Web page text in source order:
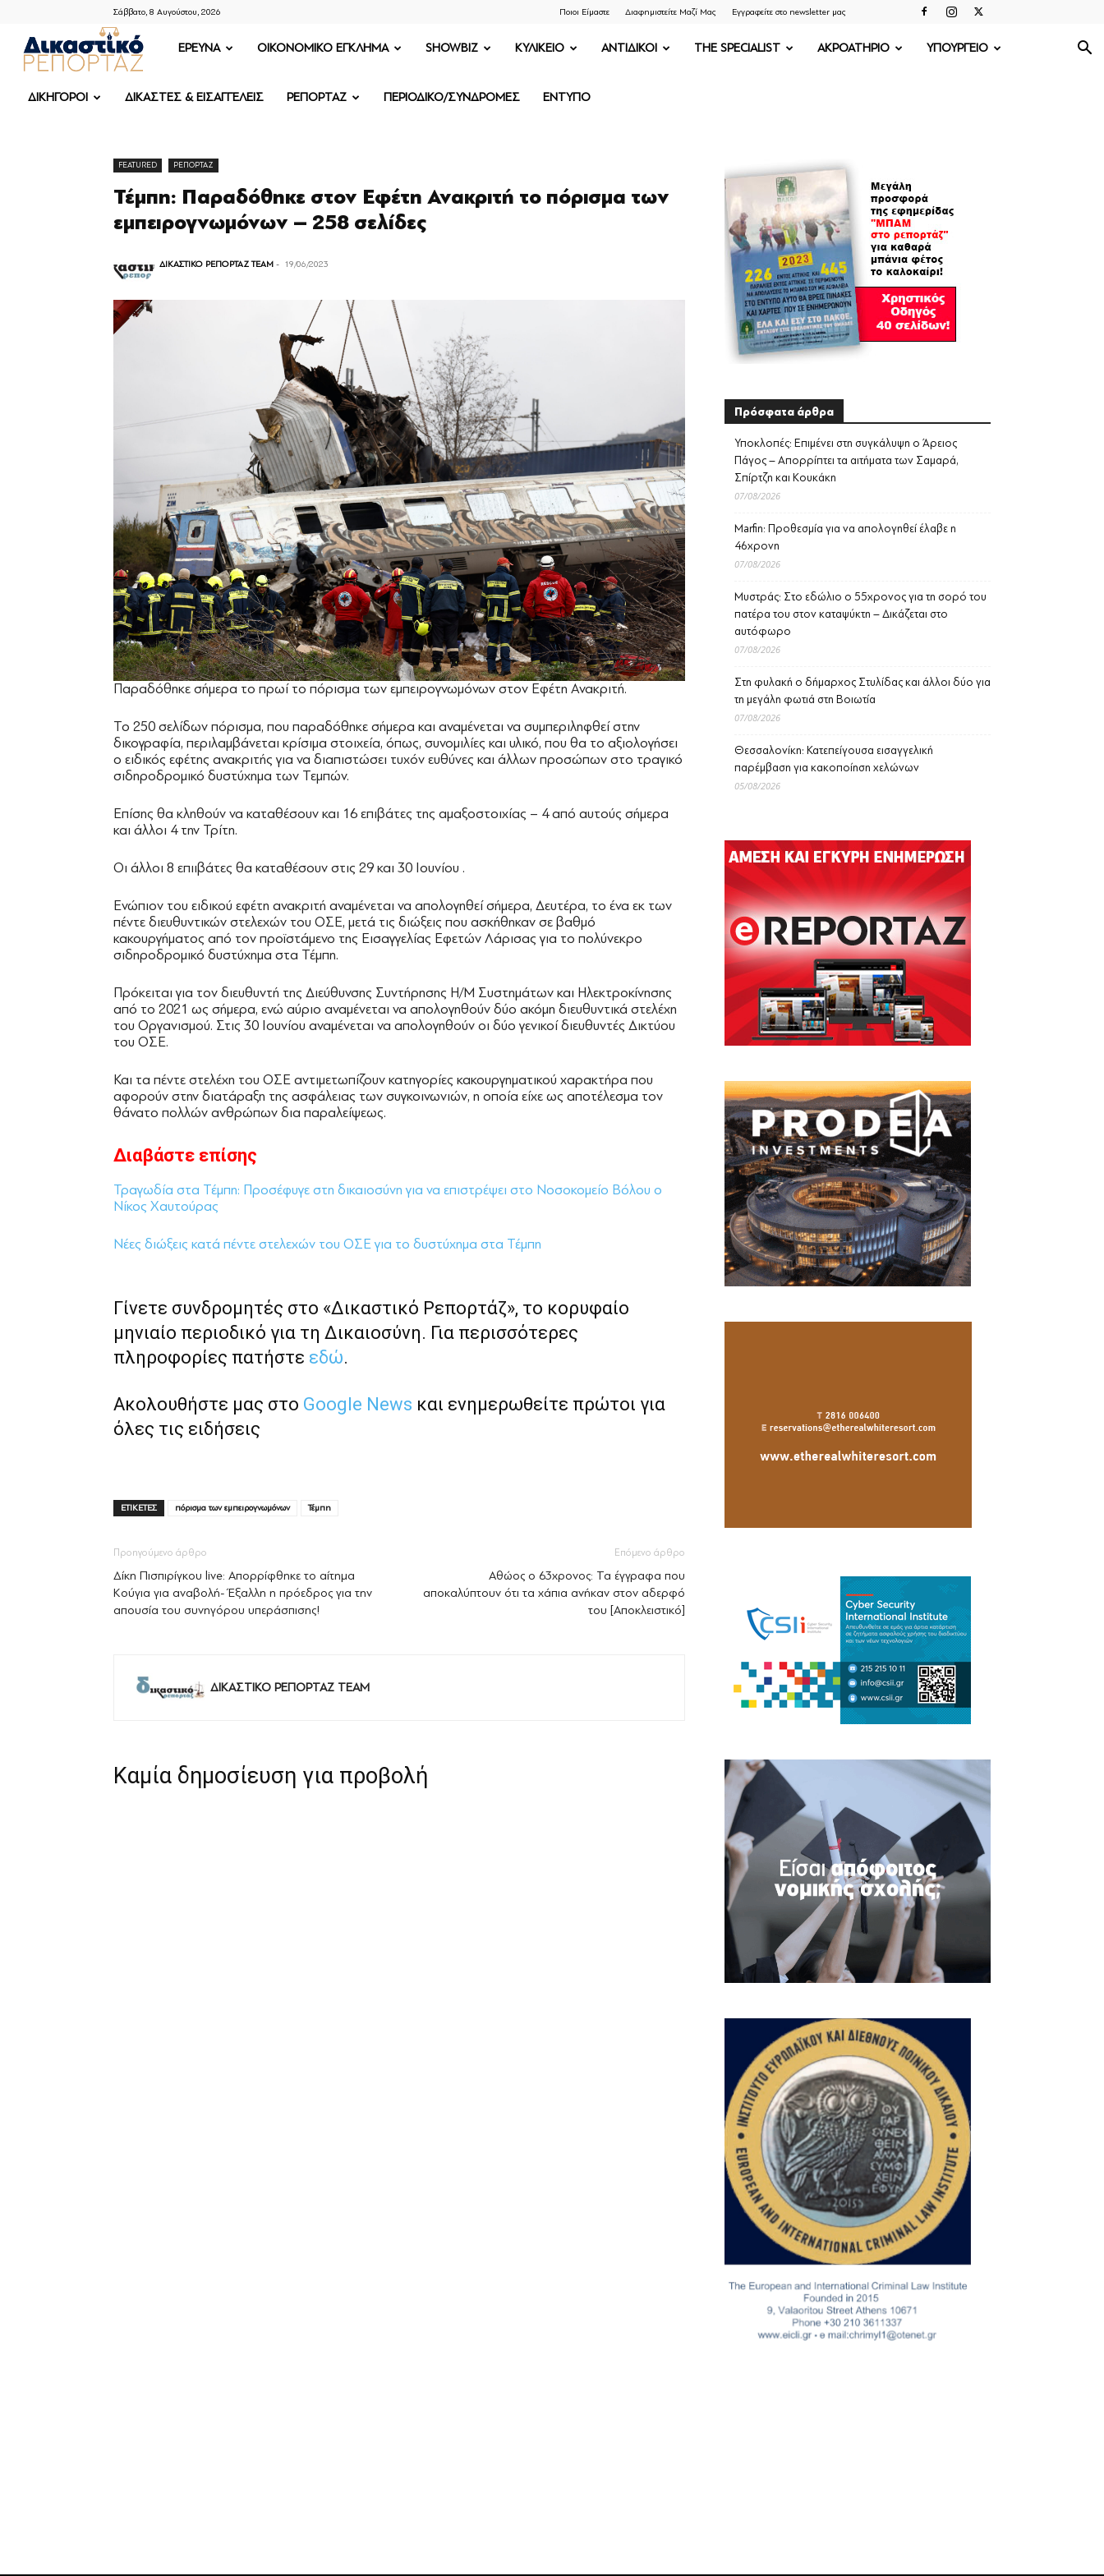
Σάββατο, 8 Αυγούστου, 2026 Ποιοι Είμαστε Διαφημιστείτε Μαζί Μας Εγγραφείτε στο newsletter μας
ΔΙΚΑΣΤΙΚΟ
ΡΕΠΟΡΤΑΖ
ΕΡΕΥΝΑ OIKONOMIKO ΕΓΚΛΗΜΑ SHOWBIZ ΚΥΛΙΚΕΙΟ ΑΝΤΙΔΙΚΟΙ THE SPECIALIST ΑΚΡΟΑΤΗΡΙΟ ΥΠΟΥΡΓΕΙΟ
ΔΙΚΗΓΟΡΟΙ ΔΙΚΑΣΤΕΣ & ΕΙΣΑΓΓΕΛΕΙΣ ΡΕΠΟΡΤΑΖ ΠΕΡΙΟΔΙΚΟ/ΣΥΝΔΡΟΜΕΣ ΕΝΤΥΠΟ
FEATURED ΡΕΠΟΡΤΑΖ
Τέμπη: Παραδόθηκε στον Εφέτη Ανακριτή το πόρισμα των
εμπειρογνωμόνων – 258 σελίδες
ΔΙΚΑΣΤΙΚΟ ΡΕΠΟΡΤΑΖ TEAM - 19/06/2023
Παραδόθηκε σήμερα το πρωί το πόρισμα των εμπειρογνωμόνων στον Εφέτη Ανακριτή.
Το 250 σελίδων πόρισμα, που παραδόθηκε σήμερα και αναμένεται να συμπεριληφθεί στην
δικογραφία, περιλαμβάνεται κρίσιμα στοιχεία, όπως, συνομιλίες και υλικό, που θα το αξιολογήσει
ο ειδικός εφέτης ανακριτής για να διαπιστώσει τυχόν ευθύνες και άλλων προσώπων στο τραγικό
σιδηροδρομικό δυστύχημα των Τεμπών.
Επίσης θα κληθούν να καταθέσουν και 16 επιβάτες της αμαξοστοιχίας – 4 από αυτούς σήμερα
και άλλοι 4 την Τρίτη.
Οι άλλοι 8 επιιβάτες θα καταθέσουν στις 29 και 30 Ιουνίου .
Ενώπιον του ειδικού εφέτη ανακριτή αναμένεται να απολογηθεί σήμερα, Δευτέρα, το ένα εκ των
πέντε διευθυντικών στελεχών του ΟΣΕ, μετά τις διώξεις που ασκήθηκαν σε βαθμό
κακουργήματος από τον προϊστάμενο της Εισαγγελίας Εφετών Λάρισας για το πολύνεκρο
σιδηροδρομικό δυστύχημα στα Τέμπη.
Πρόκειται για τον διευθυντή της Διεύθυνσης Συντήρησης Η/Μ Συστημάτων και Ηλεκτροκίνησης
από το 2021 ως σήμερα, ενώ αύριο αναμένεται να απολογηθούν δύο ακόμη διευθυντικά στελέχη
του Οργανισμού. Στις 30 Ιουνίου αναμένεται να απολογηθούν οι δύο γενικοί διευθυντές Δικτύου
του ΟΣΕ.
Και τα πέντε στελέχη του ΟΣΕ αντιμετωπίζουν κατηγορίες κακουργηματικού χαρακτήρα που
αφορούν στην διατάραξη της ασφάλειας των συγκοινωνιών, η οποία είχε ως αποτέλεσμα τον
θάνατο πολλών ανθρώπων δια παραλείψεως.
Διαβάστε επίσης
Τραγωδία στα Τέμπη: Προσέφυγε στη δικαιοσύνη για να επιστρέψει στο Νοσοκομείο Βόλου ο
Νίκος Χαυτούρας
Νέες διώξεις κατά πέντε στελεχών του ΟΣΕ για το δυστύχημα στα Τέμπη
Γίνετε συνδρομητές στο «Δικαστικό Ρεπορτάζ», το κορυφαίο
μηνιαίο περιοδικό για τη Δικαιοσύνη. Για περισσότερες
πληροφορίες πατήστε εδώ.
Ακολουθήστε μας στο Google News και ενημερωθείτε πρώτοι για
όλες τις ειδήσεις
ΕΤΙΚΕΤΕΣ πόρισμα των εμπειρογνωμόνων Τέμπη
Προηγούμενο άρθρο
Δίκη Πισπιρίγκου live: Απορρίφθηκε το αίτημα
Κούγια για αναβολή- Έξαλλη η πρόεδρος για την
απουσία του συνηγόρου υπεράσπισης!
Επόμενο άρθρο
Αθώος ο 63χρονος: Τα έγγραφα που
αποκαλύπτουν ότι τα χάπια ανήκαν στον αδερφό
του [Αποκλειστικό]
ΔΙΚΑΣΤΙΚΟ ΡΕΠΟΡΤΑΖ TEAM
Καμία δημοσίευση για προβολή
Πρόσφατα άρθρα
Υποκλοπές: Επιμένει στη συγκάλυψη ο Άρειος
Πάγος – Απορρίπτει τα αιτήματα των Σαμαρά,
Σπίρτζη και Κουκάκη
07/08/2026
Marfin: Προθεσμία για να απολογηθεί έλαβε η
46χρονη
07/08/2026
Μυστράς: Στο εδώλιο ο 55χρονος για τη σορό του
πατέρα του στον καταψύκτη – Δικάζεται στο
αυτόφωρο
07/08/2026
Στη φυλακή ο δήμαρχος Στυλίδας και άλλοι δύο για
τη μεγάλη φωτιά στη Βοιωτία
07/08/2026
Θεσσαλονίκη: Κατεπείγουσα εισαγγελική
παρέμβαση για κακοποίηση χελώνων
05/08/2026